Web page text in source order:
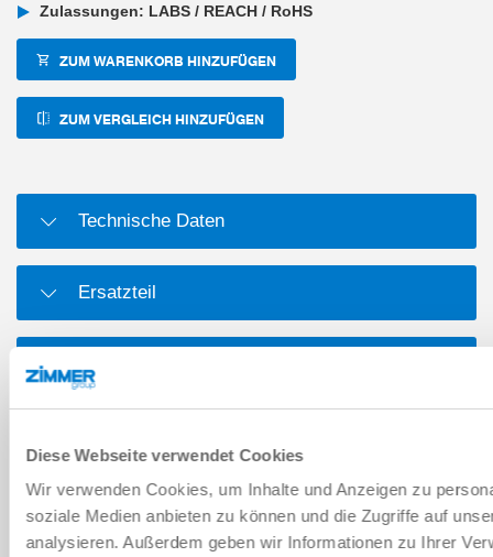
Diese Webseite verwendet Cookies
Wir verwenden Cookies, um Inhalte und Anzeigen zu
soziale Medien anbieten zu können und die Zugriffe auf
analysieren. Außerdem geben wir Informationen zu Ihrer
Zulassungen: LABS / REACH / RoHS
ZUM WARENKORB HINZUFÜGEN
ZUM VERGLEICH HINZUFÜGEN
Technische Daten
Ersatzteil
Verschleißteil
DOWNLOADS
PDF-Datenblatt